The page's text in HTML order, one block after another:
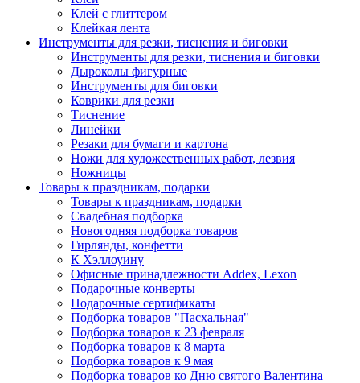
Клей с глиттером
Клейкая лента
Инструменты для резки, тиснения и биговки
Инструменты для резки, тиснения и биговки
Дыроколы фигурные
Инструменты для биговки
Коврики для резки
Тиснение
Линейки
Резаки для бумаги и картона
Ножи для художественных работ, лезвия
Ножницы
Товары к праздникам, подарки
Товары к праздникам, подарки
Свадебная подборка
Новогодняя подборка товаров
Гирлянды, конфетти
К Хэллоуину
Офисные принадлежности Addex, Lexon
Подарочные конверты
Подарочные сертификаты
Подборка товаров "Пасхальная"
Подборка товаров к 23 февраля
Подборка товаров к 8 марта
Подборка товаров к 9 мая
Подборка товаров ко Дню святого Валентина